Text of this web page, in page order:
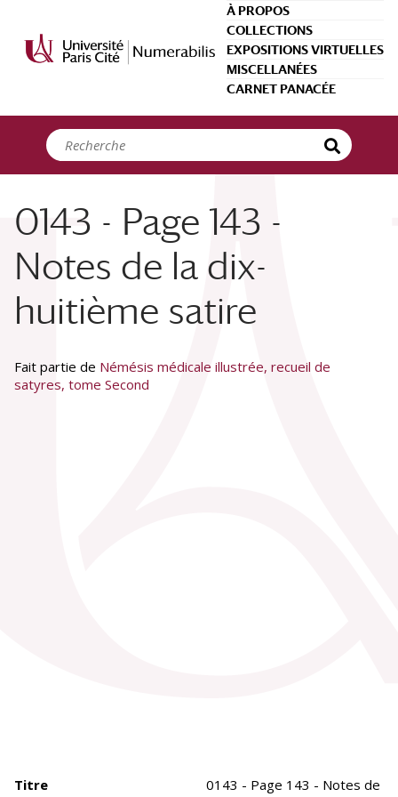
À PROPOS
COLLECTIONS
EXPOSITIONS VIRTUELLES
MISCELLANÉES
CARNET PANACÉE
0143 - Page 143 -
Notes de la dix-
huitième satire
Fait partie de Némésis médicale illustrée, recueil de
satyres, tome Second
Titre
0143 - Page 143 - Notes de